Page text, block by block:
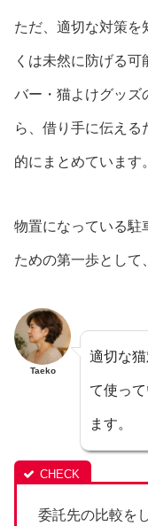
ただ、適切な対策を
くは未然に防げる
バー・猫よけグッズ
ら、借り手に伝え
的にまとめています。
物置になっている駐
ための第一歩として
Taeko
適切な
て使っ
ます。
委託先の比較を